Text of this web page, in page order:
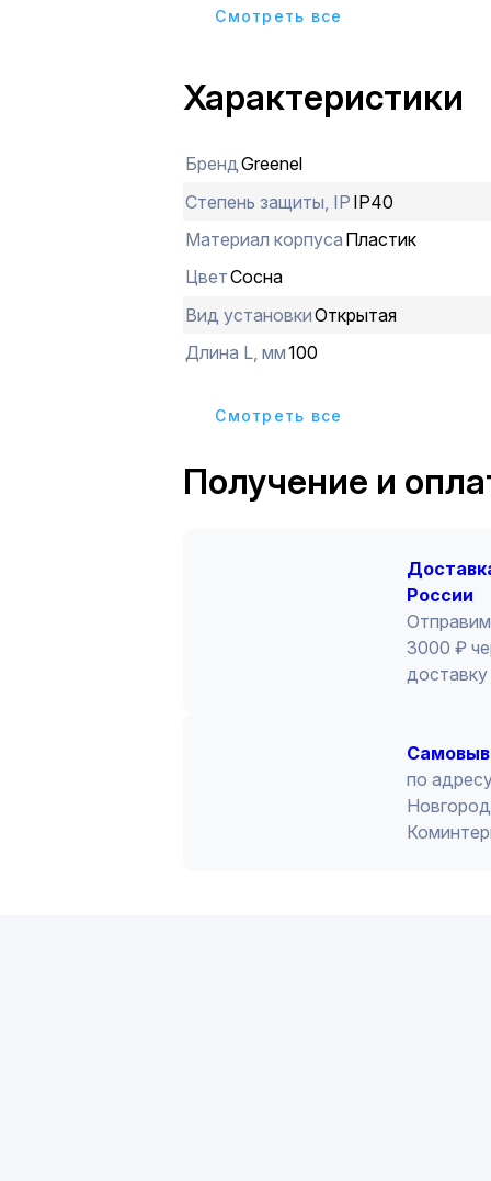
Cмотреть все
Характеристики
БрендGreenel
Степень защиты, IP IP40
Материал корпуса Пластик
ЦветСосна
Вид установкиОткрытая
Длина L, мм100
Cмотреть все
Получение и
России
3000 ₽
по